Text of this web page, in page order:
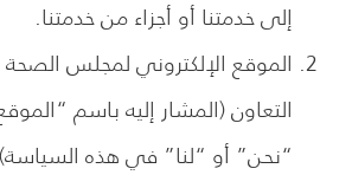
إلى خدمتنا أو أجزاء من خدمتنا.
الموقع الإلكتروني لمجلس
التعاون (المشار إليه باسم
“نحن” أو “لنا” في هذه